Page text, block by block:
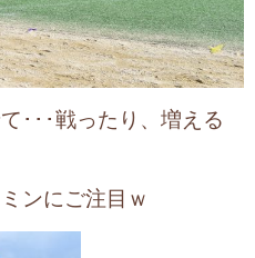
･･･戦ったり、増える
ンにご注目ｗ